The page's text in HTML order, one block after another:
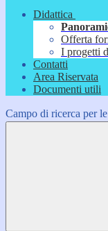
Didattica
Offerta
I progetti
Contatti
Area Riservata
Documenti utili
Campo di ricerca per